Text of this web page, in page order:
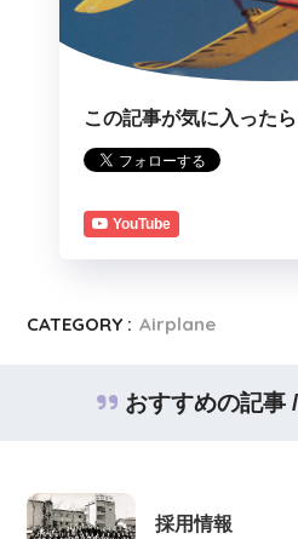
この記事が気に入った
YouTube
CATEGORY : Airplane
おすすめの記
採用情報